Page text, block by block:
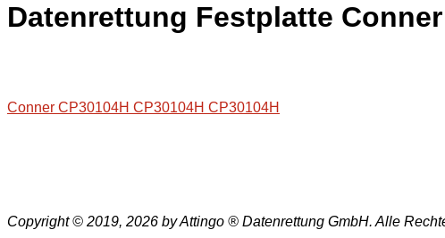
Datenrettung Festplatte Conner
Conner CP30104H CP30104H CP30104H
Copyright © 2019, 2026 by Attingo ® Datenrettung GmbH. Alle